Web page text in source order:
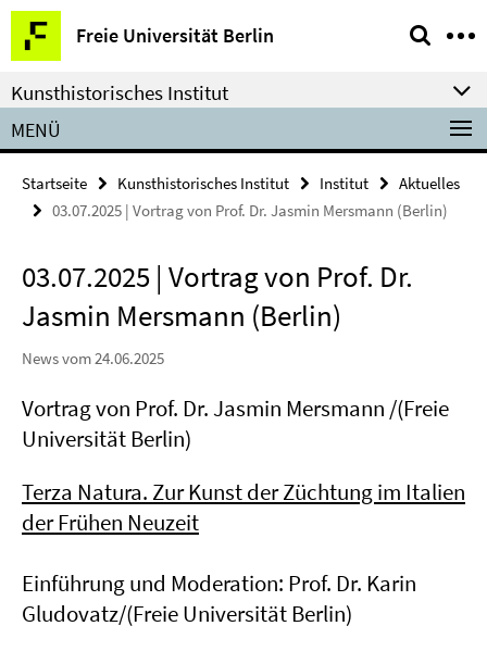
Springe
direkt
zu
Inhalt
Freie Universität Berlin
Service-
Navigation
Kunsthistorisches Institut
MENÜ
Startseite Kunsthistorisches Institut Institut
Aktuelles
03.07.2025 | Vortrag von Prof. Dr. Jasmin Mersmann (Berlin)
03.07.2025 | Vortrag von Prof. Dr.
Jasmin Mersmann (Berlin)
News vom 24.06.2025
Vortrag von Prof. Dr. Jasmin Mersmann /(Freie
Universität Berlin)
Terza Natura. Zur Kunst der Züchtung im Italien
der Frühen Neuzeit
Einführung und Moderation: Prof. Dr. Karin
Gludovatz/(Freie Universität Berlin)